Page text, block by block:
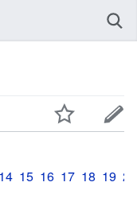
14 15 16 17 18 19 20